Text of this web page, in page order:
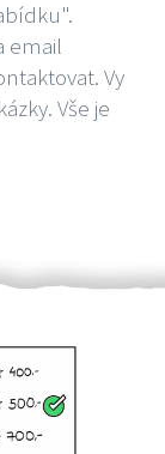
email
Vy
Vše je